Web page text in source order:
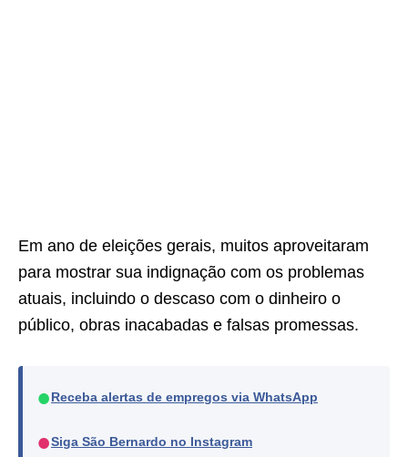
Em ano de eleições gerais, muitos aproveitaram
para mostrar sua indignação com os problemas
atuais, incluindo o descaso com o dinheiro o
público, obras inacabadas e falsas promessas.
● Receba alertas de empregos via WhatsApp
●Siga São Bernardo no Instagram